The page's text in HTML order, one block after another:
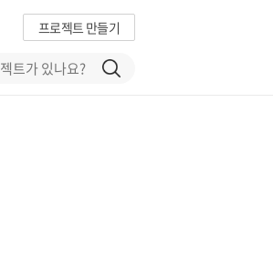
프로젝트 만들기